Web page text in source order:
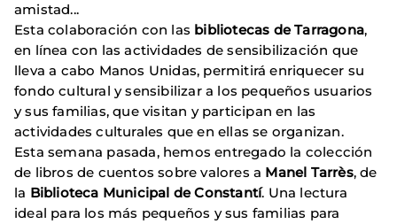
amistad...
Esta colaboración con las bibliotecas de Tarragona,
en línea con las actividades de sensibilización que
lleva a cabo Manos Unidas, permitirá enriquecer su
fondo cultural y sensibilizar a los pequeños usuarios
y sus familias, que visitan y participan en las
actividades culturales que en ellas se organizan.
Esta semana pasada, hemos entregado la colección
de libros de cuentos sobre valores a Manel Tarrès, de
la Biblioteca Municipal de Constantí. Una lectura
ideal para los más pequeños y sus familias para